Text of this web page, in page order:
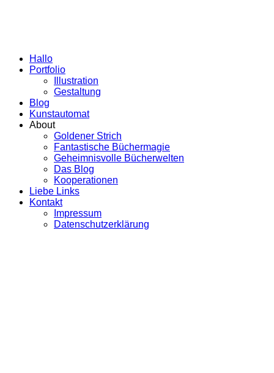
Hallo
Portfolio
Illustration
Gestaltung
Blog
Kunstautomat
About
Goldener Strich
Fantastische Büchermagie
Geheimnisvolle Bücherwelten
Das Blog
Kooperationen
Liebe Links
Kontakt
Impressum
Datenschutzerklärung